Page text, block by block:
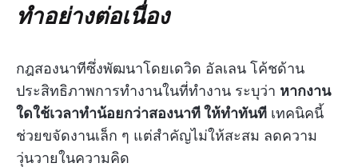
ทำอย่างต่อเนื่อง
กฎสองนาทีซึ่งพัฒนาโดยเดวิด อัลเลน โค้ชด้าน
ประสิทธิภาพการทำงานในที่ทำงาน ระบุว่า หากงาน
ใดใช้เวลาทำน้อยกว่าสองนาที ให้ทำทันที เทคนิคนี้
ช่วยขจัดงานเล็ก ๆ แต่สำคัญไม่ให้สะสม ลดความ
วุ่นวายในความคิด